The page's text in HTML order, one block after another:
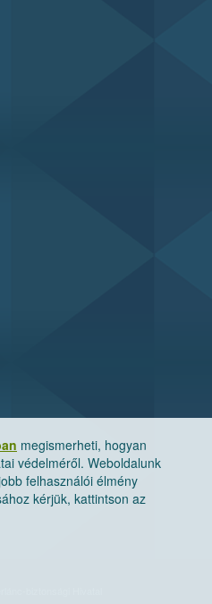
megismerheti, hogyan
védelméről. Weboldalunk
felhasználói élmény
kérjük, kattintson az
biztonsági Hivatal